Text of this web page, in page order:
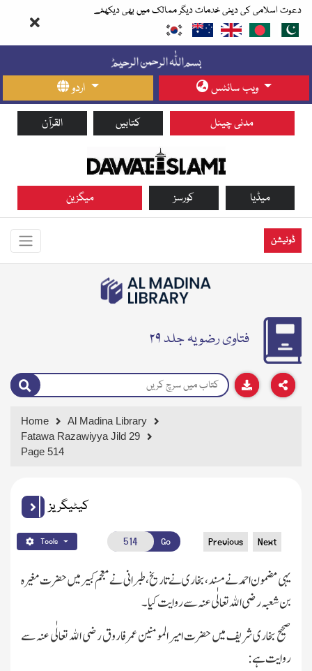
دعوت اسلامی کی دینی خدمات دیگر ممالک میں بھی دیکھئے
اردو ویب سائٹس
القرآن کتابیں مدنی چینل
میگزین کورسز میڈیا
ڈونیشن
فتاوی رضویہ جلد ۲۹
Home
Al Madina Library
Fatawa Razawiyya Jild 29
Page 514
کیٹیگریز
Tools Go Previous Next
یہی مضمون احمد نے مسند،بخاری نے تاریخ،طبرانی نے معجم کبیر میں حضرت مغیرہ
بن شعبہرضی اﷲ تعالٰی عنہ سے روایت کیا۔
صحیح بخاری شریف میں حضرت امیر المومنین عمر فاروق رضی اﷲ تعالٰی عنہ سے
روایت ہے: